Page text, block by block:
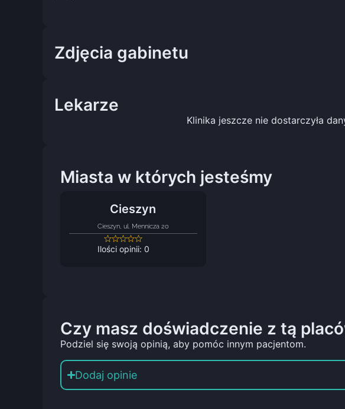
Zdjęcia gabinetu
Lekarze
Klinika jeszcze nie dostarczyła
Miasta w których jesteśmy
Cieszyn
Cieszyn, ul. Mennicza 20
Ilości opinii: 0
Czy masz doświadczenie z tą
Podziel się swoją opinią, aby pomóc innym pacjentom.
Dodaj opinie